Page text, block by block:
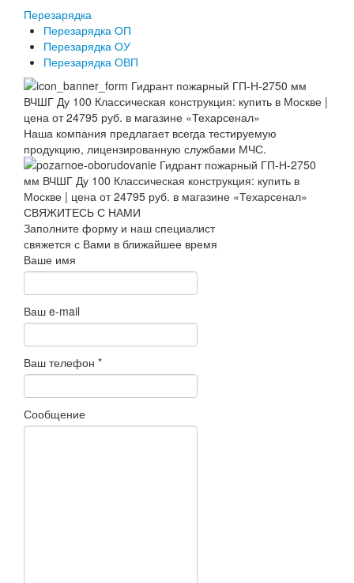
Перезарядка
Перезарядка ОП
Перезарядка ОУ
Перезарядка ОВП
Наша компания предлагает всегда тестируемую
продукцию, лицензированную службами МЧС.
СВЯЖИТЕСЬ С НАМИ
Заполните форму и наш специалист
свяжется с Вами в ближайшее время
Ваше имя
Ваш e-mail
Ваш телефон *
Сообщение